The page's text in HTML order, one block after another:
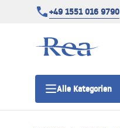
+49 1551 016 9790
Alle Kategorien